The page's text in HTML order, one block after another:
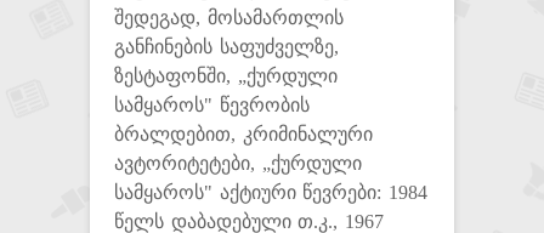
შედეგად, მოსამართლის
განჩინების საფუძველზე,
ზესტაფონში, „ქურდული
სამყაროს" წევრობის
ბრალდებით, კრიმინალური
ავტორიტეტები, „ქურდული
სამყაროს" აქტიური წევრები: 1984
წელს დაბადებული თ.კ., 1967